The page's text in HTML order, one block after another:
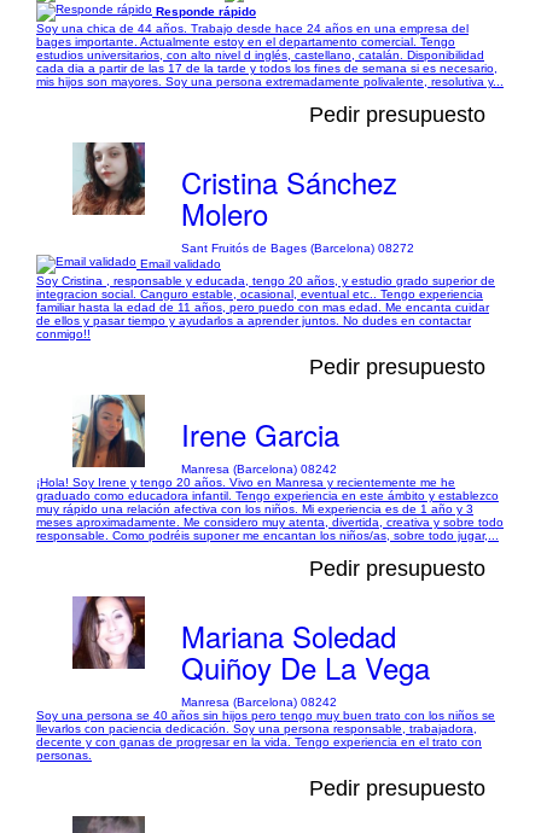
Responde rápido
Soy una chica de 44 años. Trabajo desde hace 24 años en una empresa del
bages importante. Actualmente estoy en el departamento comercial. Tengo
estudios universitarios, con alto nivel d inglés, castellano, catalán. Disponibilidad
cada dia a partir de las 17 de la tarde y todos los fines de semana si es necesario,
mis hijos son mayores. Soy una persona extremadamente polivalente, resolutiva y...
Pedir presupuesto
Cristina Sánchez
Molero
Sant Fruitós de Bages (Barcelona) 08272
Email validado
Soy Cristina , responsable y educada, tengo 20 años, y estudio grado superior de
integracion social. Canguro estable, ocasional, eventual etc.. Tengo experiencia
familiar hasta la edad de 11 años, pero puedo con mas edad. Me encanta cuidar
de ellos y pasar tiempo y ayudarlos a aprender juntos. No dudes en contactar
conmigo!!
Pedir presupuesto
Irene Garcia
Manresa (Barcelona) 08242
¡Hola! Soy Irene y tengo 20 años. Vivo en Manresa y recientemente me he
graduado como educadora infantil. Tengo experiencia en este ámbito y establezco
muy rápido una relación afectiva con los niños. Mi experiencia es de 1 año y 3
meses aproximadamente. Me considero muy atenta, divertida, creativa y sobre todo
responsable. Como podréis suponer me encantan los niños/as, sobre todo jugar,...
Pedir presupuesto
Mariana Soledad
Quiñoy De La Vega
Manresa (Barcelona) 08242
Soy una persona se 40 años sin hijos pero tengo muy buen trato con los niños se
llevarlos con paciencia dedicación. Soy una persona responsable, trabajadora,
decente y con ganas de progresar en la vida. Tengo experiencia en el trato con
personas.
Pedir presupuesto